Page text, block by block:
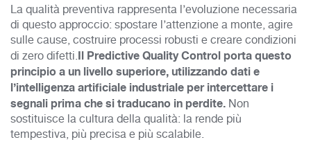
La qualità preventiva rappresenta l’evoluzione necessaria
di questo approccio: spostare l’attenzione a monte, agire
sulle cause, costruire processi robusti e creare condizioni
di zero difetti.Il Predictive Quality Control porta questo
principio a un livello superiore, utilizzando dati e
l’intelligenza artificiale industriale per intercettare i
segnali prima che si traducano in perdite. Non
sostituisce la cultura della qualità: la rende più
tempestiva, più precisa e più scalabile.